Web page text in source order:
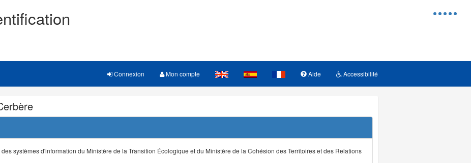
Menu
Connexion Mon compte Aide Accessibilité
systèmes d'information du Ministère de la Transition Écologique et du Ministère de la Cohésion des Territoires et des Relations